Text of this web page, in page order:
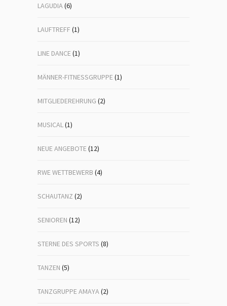
LAGUDIA(6)
LAUFTREFF (1)
LINE DANCE(1)
MÄNNER-FITNESSGRUPPE(1)
MITGLIEDEREHRUNG (2)
MUSICAL(1)
NEUE ANGEBOTE(12)
RWE WETTBEWERB (4)
SCHAUTANZ (2)
SENIOREN (12)
STERNE DES SPORTS (8)
TANZEN (5)
TANZGRUPPE AMAYA(2)